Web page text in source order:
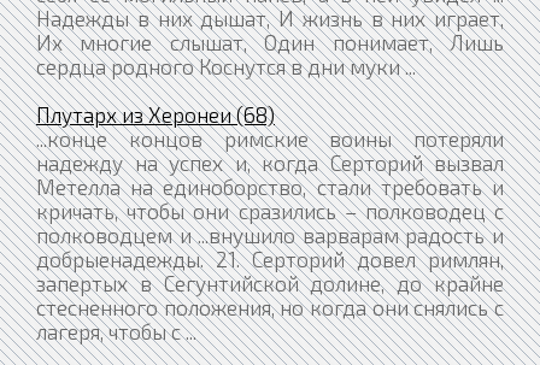
Надежды в них дышат, И жизнь в них играет,
Их многие слышат, Один понимает, Лишь
сердца родного Коснутся в дни муки ...
Плутарх из Херонеи (68)
...конце концов римские воины потеряли
надежду на успех и, когда Серторий вызвал
Метелла на единоборство, стали требовать и
кричать, чтобы они сразились – полководец с
полководцем и ...внушило варварам радость и
добрыенадежды. 21. Серторий довел римлян,
запертых в Сегунтийской долине, до крайне
стесненного положения, но когда они снялись с
лагеря, чтобы с ...